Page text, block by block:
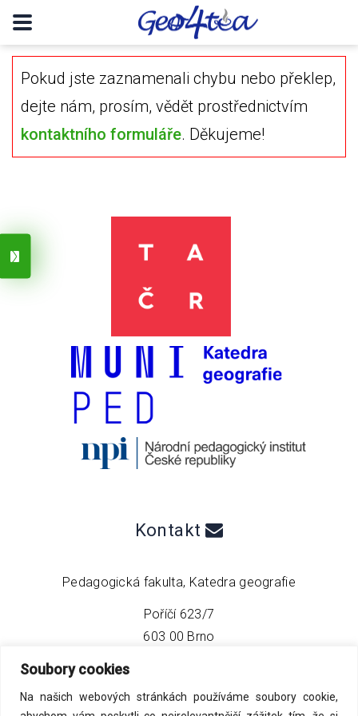
Soubory cookies
Na našich webových stránkách používáme soubory cookie,
Pokud jste zaznamenali chybu nebo překlep,
dejte nám, prosím, vědět prostřednictvím
kontaktního formuláře. Děkujeme!
Kontakt
Pedagogická fakulta, Katedra geografie
Poříčí 623/7
603 00 Brno
telefon:
email:info@geo4tea.com